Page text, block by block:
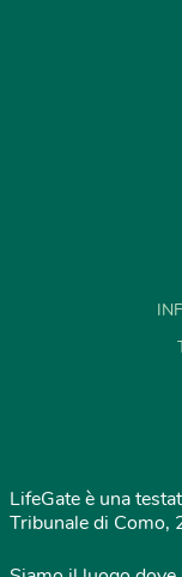
LifeGate è una
Tribunale di Como,